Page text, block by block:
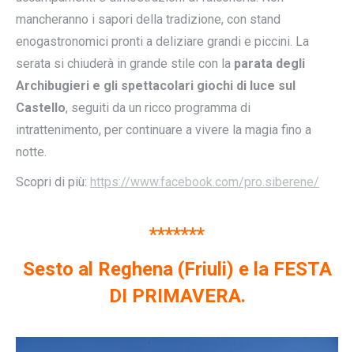
mancheranno i sapori della tradizione, con stand
enogastronomici pronti a deliziare grandi e piccini. La
serata si chiuderà in grande stile con la parata degli
Archibugieri e gli spettacolari giochi di luce sul
Castello, seguiti da un ricco programma di
intrattenimento, per continuare a vivere la magia fino a
notte.
Scopri di più: https://www.facebook.com/pro.siberene/
*******
Sesto al Reghena (Friuli) e la FESTA
DI PRIMAVERA.